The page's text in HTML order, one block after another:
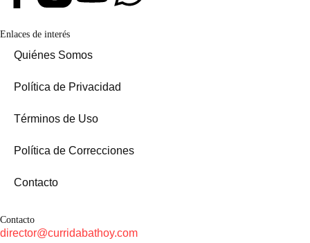
Enlaces de interés
Quiénes Somos
Política de Privacidad
Términos de Uso
Política de Correcciones
Contacto
Contacto
director@curridabathoy.com